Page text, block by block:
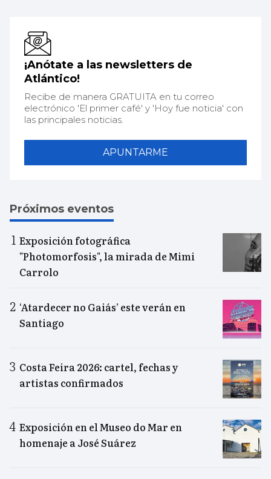
¡Anótate a las newsletters de
Atlántico!
Recibe de manera GRATUITA en tu correo
electrónico 'El primer café' y 'Hoy fue noticia' con
las principales noticias.
APUNTARME
Próximos eventos
Exposición fotográfica
"Photomorfosis", la mirada de Mimi
Carrolo
‘Atardecer no Gaiás’ este verán en
Santiago
Costa Feira 2026: cartel, fechas y
artistas confirmados
Exposición en el Museo do Mar en
homenaje a José Suárez